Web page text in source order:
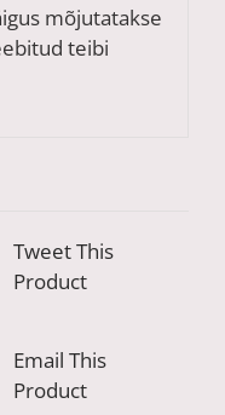
mõjutatakse
teibi
Tweet This
Product
Email This
Product